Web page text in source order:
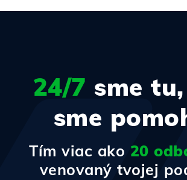
24/7 sme
sme
Tím viac ako 20
venovaný tvojej